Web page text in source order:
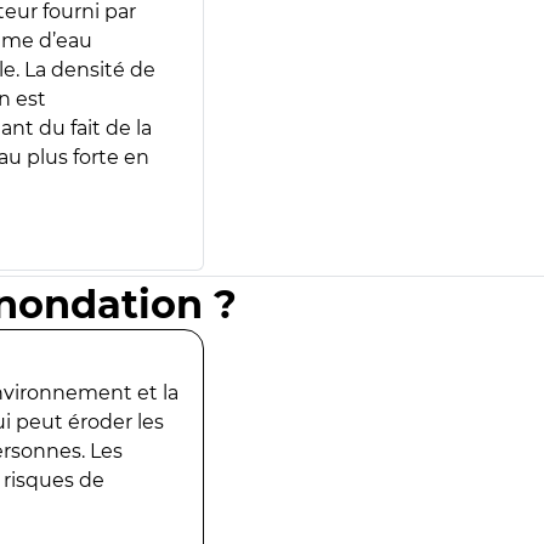
fourni par
d’eau
La densité de
est
du fait de la
plus forte en
?
et la
peut éroder les
Les
de